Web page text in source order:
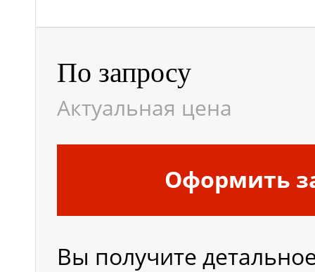
По запросу
Актуальная цена
Оформить
Вы получите